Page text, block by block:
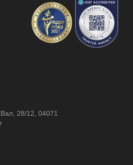
28/12, 04071